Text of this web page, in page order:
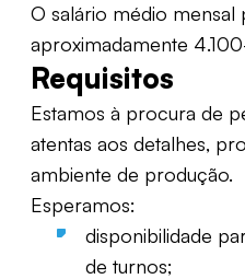
O salário médio mensal
aproximadamente
Requisitos
Estamos à procura de
atentas aos detalhes,
ambiente de produção.
Esperamos:
disponibilidade
de turnos;